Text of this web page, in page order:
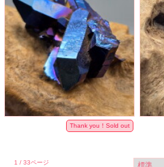
Thank you！Sold out
1 / 33ページ